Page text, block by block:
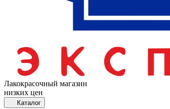
Лакокрасочный магазин
низких цен
Каталог